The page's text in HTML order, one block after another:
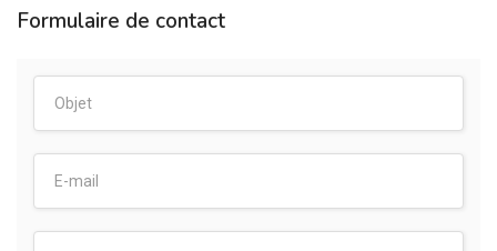
Formulaire de contact